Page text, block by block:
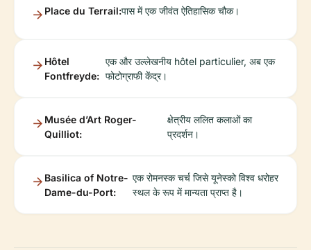
Place du Terrail:पास में एक जीवंत ऐतिहासिक चौक।
Hôtel
Fontfreyde:
एक और उल्लेखनीय hôtel particulier, अब एक
फोटोग्राफी केंद्र।
Musée d’Art Roger-
Quilliot:
क्षेत्रीय ललित कलाओं का
प्रदर्शन।
Basilica of Notre-
Dame-du-Port:
एक रोमनस्क चर्च जिसे यूनेस्को विश्व धरोहर
स्थल के रूप में मान्यता प्राप्त है।